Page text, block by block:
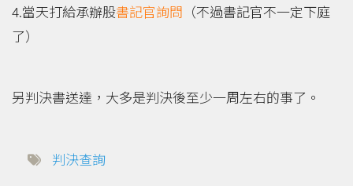
4.當天打給承辦股書記官詢問 （不過書記官不一定下庭
了）
另判決書送達，大多是判決後至少一周左右的事了。
判決查詢